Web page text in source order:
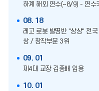
하계 해외 연수(~8/9) - 연수
08. 18
레고 로봇 발명반 "상상" 전
상 / 창작부문 3위
09. 01
제4대 교장 김종배 임용
10. 01